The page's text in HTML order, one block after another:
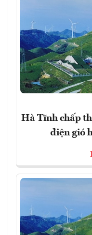
Hà Tĩnh chấp
điện gió